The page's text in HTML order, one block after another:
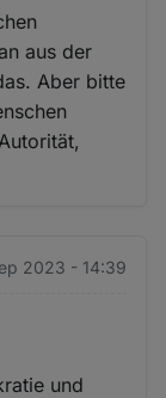
aus der
Aber bitte
2023 - 14:39
und